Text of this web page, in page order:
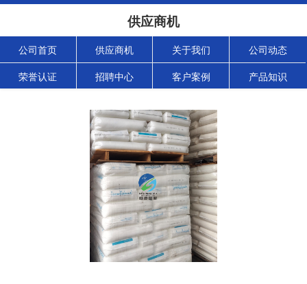
供应商机
公司首页 供应商机 关于我们 公司动态
荣誉认证 招聘中心 客户案例 产品知识